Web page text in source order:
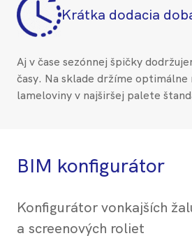
Krátka dodacia
Aj v čase sezónnej špičky
časy. Na sklade držíme optimálne
lameloviny v najširšej palete
BIM konfigurátor
Konfigurátor vonkajších
a screenových roliet